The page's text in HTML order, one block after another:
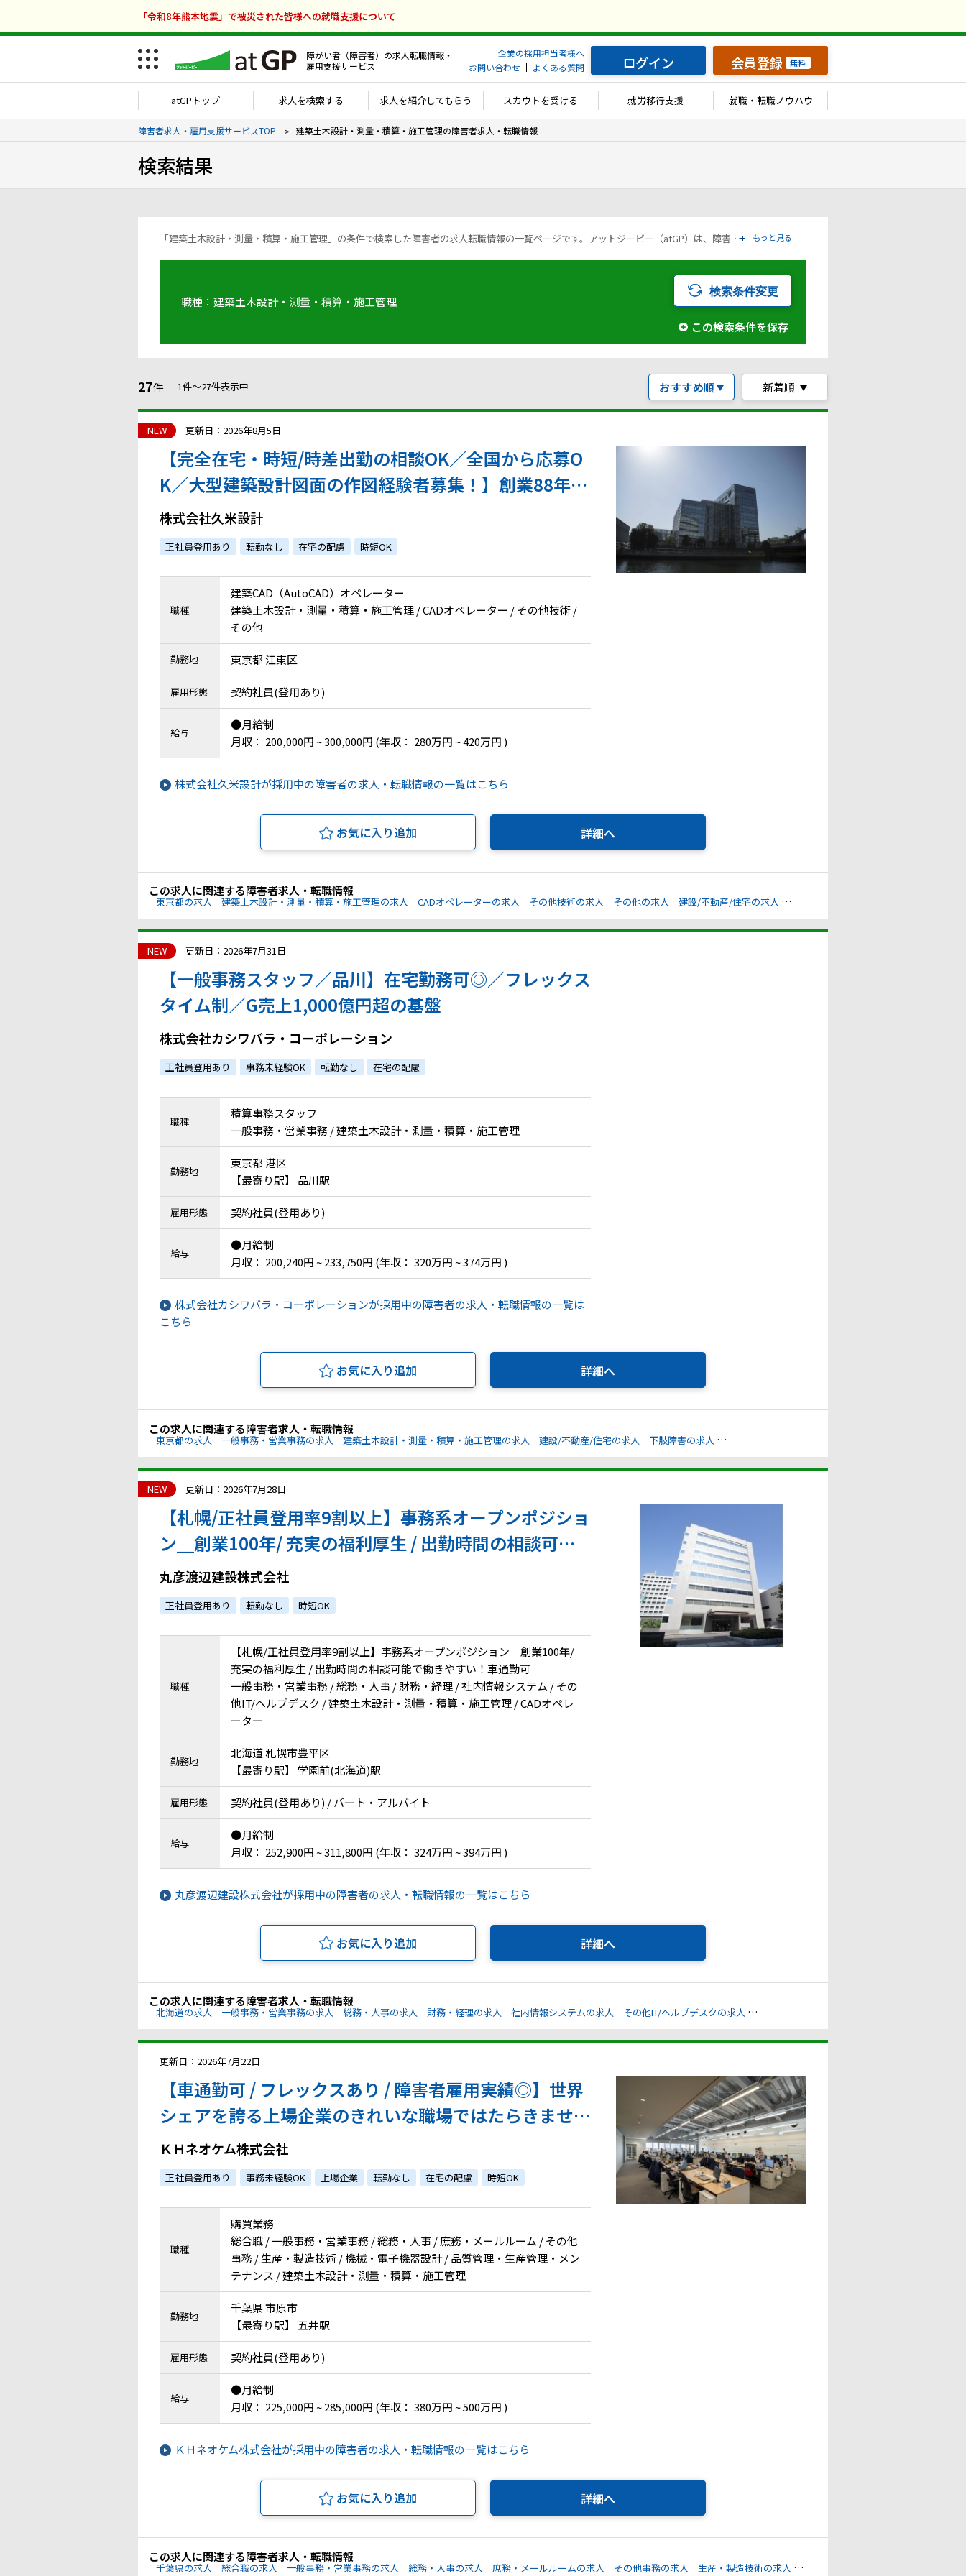
「令和8年熊本地震」で被災された皆様への就職支援について
障がい者（障害者）の求人転職情報・
雇用支援サービス
企業の採用担当者様へ
お問い合わせ
よくある質問 ログイン 会員登録 無料
atGPトップ 求人を検索する 求人を紹介してもらう スカウトを受ける 就労移行支援 就職・転職ノウハウ
障害者求人・雇用支援サービスTOP 建築土木設計・測量・積算・施工管理の障害者求人・転職情報
検索結果
「建築土木設計・測量・積算・施工管理」の条件で検索した障害者の求人転職情報の一覧ページです。アットジーピー（atGP）は、障害者の求人情報・障害者専門の転職支援サービス（エージェント）・就労移行支援事業所など、雇用に関する様々なサービスを展開している障害者の「働く」をトータルでサポートするサービスです。 もっと見る
職種：建築土木設計・測量・積算・施工管理
検索条件変更
この検索条件を保存
おすすめ順 新着順
27件 1件〜27件表示中
NEW 更新日：2026年8月5日
【完全在宅・時短/時差出勤の相談OK／全国から応募O
K／大型建築設計図面の作図経験者募集！】創業88年、
国内外のプロジェクトを手掛ける設計事務所での建築C
ADオペレーター
株式会社久米設計
正社員登用あり 転勤なし 在宅の配慮 時短OK
職種
建築CAD（AutoCAD）オペレーター
建築土木設計・測量・積算・施工管理 / CADオペレーター / その他技術 /
その他
勤務地 東京都 江東区
雇用形態 契約社員(登用あり)
給与
●月給制
月収： 200,000円 ~ 300,000円 (年収： 280万円 ~ 420万円 )
株式会社久米設計が採用中の障害者の求人・転職情報の一覧はこちら
お気に入り追加 詳細へ
この求人に関連する障害者求人・転職情報
東京都の求人 建築土木設計・測量・積算・施工管理の求人 CADオペレーターの求人 その他技術の求人 その他の求人 建設/不動産/住宅の求人 下肢障害の求人
NEW 更新日：2026年7月31日
【一般事務スタッフ／品川】在宅勤務可◎／フレックス
タイム制／G売上1,000億円超の基盤
株式会社カシワバラ・コーポレーション
正社員登用あり 事務未経験OK 転勤なし 在宅の配慮
職種
積算事務スタッフ
一般事務・営業事務 / 建築土木設計・測量・積算・施工管理
勤務地
東京都 港区
【最寄り駅】 品川駅
雇用形態 契約社員(登用あり)
給与
●月給制
月収： 200,240円 ~ 233,750円 (年収： 320万円 ~ 374万円 )
株式会社カシワバラ・コーポレーションが採用中の障害者の求人・転職情報の一覧は
こちら
お気に入り追加 詳細へ
この求人に関連する障害者求人・転職情報
東京都の求人 一般事務・営業事務の求人 建築土木設計・測量・積算・施工管理の求人 建設/不動産/住宅の求人 下肢障害の求人 心臓機能障害の求人
NEW 更新日：2026年7月28日
【札幌/正社員登用率9割以上】事務系オープンポジショ
ン＿創業100年/ 充実の福利厚生 / 出勤時間の相談可能
で働きやすい！
丸彦渡辺建設株式会社
正社員登用あり 転勤なし 時短OK
職種
【札幌/正社員登用率9割以上】事務系オープンポジション＿創業100年/
充実の福利厚生 / 出勤時間の相談可能で働きやすい！車通勤可
一般事務・営業事務 / 総務・人事 / 財務・経理 / 社内情報システム / その
他IT/ヘルプデスク / 建築土木設計・測量・積算・施工管理 / CADオペレ
ーター
勤務地
北海道 札幌市豊平区
【最寄り駅】 学園前(北海道)駅
雇用形態 契約社員(登用あり) / パート・アルバイト
給与
●月給制
月収： 252,900円 ~ 311,800円 (年収： 324万円 ~ 394万円 )
丸彦渡辺建設株式会社が採用中の障害者の求人・転職情報の一覧はこちら
お気に入り追加 詳細へ
この求人に関連する障害者求人・転職情報
北海道の求人 一般事務・営業事務の求人 総務・人事の求人 財務・経理の求人 社内情報システムの求人 その他IT/ヘルプデスクの求人 建築土木設計・測量・積算・施工管理の求人
更新日：2026年7月22日
【車通勤可 / フレックスあり / 障害者雇用実績◎】世界
シェアを誇る上場企業のきれいな職場ではたらきません
か
ＫＨネオケム株式会社
正社員登用あり 事務未経験OK 上場企業 転勤なし 在宅の配慮 時短OK
職種
購買業務
総合職 / 一般事務・営業事務 / 総務・人事 / 庶務・メールルーム / その他
事務 / 生産・製造技術 / 機械・電子機器設計 / 品質管理・生産管理・メン
テナンス / 建築土木設計・測量・積算・施工管理
勤務地
千葉県 市原市
【最寄り駅】 五井駅
雇用形態 契約社員(登用あり)
給与
●月給制
月収： 225,000円 ~ 285,000円 (年収： 380万円 ~ 500万円 )
ＫＨネオケム株式会社が採用中の障害者の求人・転職情報の一覧はこちら
お気に入り追加 詳細へ
この求人に関連する障害者求人・転職情報
千葉県の求人 総合職の求人 一般事務・営業事務の求人 総務・人事の求人 庶務・メールルームの求人 その他事務の求人 生産・製造技術の求人 機械・電子機器設計の求人